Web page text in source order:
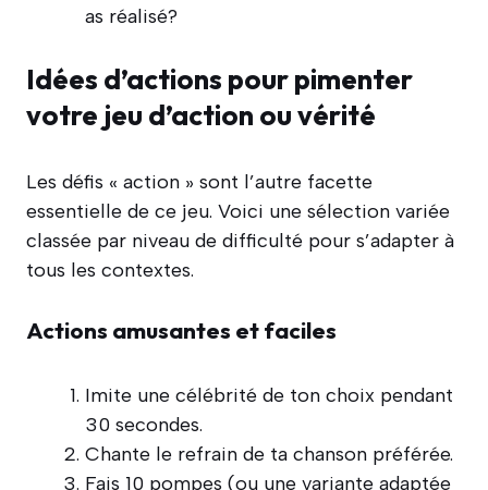
as réalisé?
Idées d’actions pour pimenter
votre jeu d’action ou vérité
Les défis « action » sont l’autre facette
essentielle de ce jeu. Voici une sélection variée
classée par niveau de difficulté pour s’adapter à
tous les contextes.
Actions amusantes et faciles
Imite une célébrité de ton choix pendant
30 secondes.
Chante le refrain de ta chanson préférée.
Fais 10 pompes (ou une variante adaptée